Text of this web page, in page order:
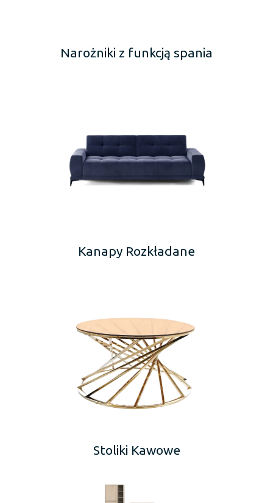
Narożniki z funkcją spania
Kanapy Rozkładane
Stoliki Kawowe